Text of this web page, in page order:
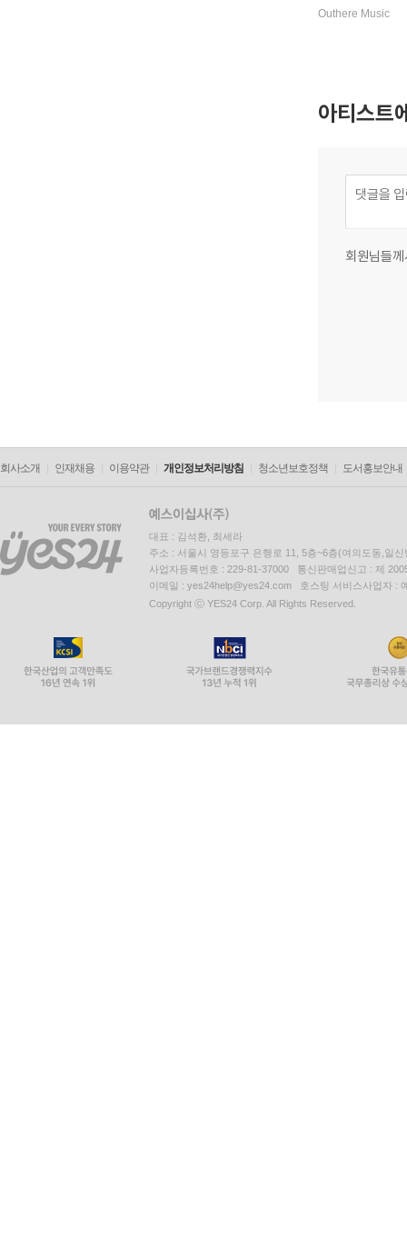
Outhere Music
아티스트
회원님들
회사소개 인재채용 이용약관 개인정보처리방침 청소년보호정책 도서홍보안내
대표 : 김석환, 최세라
주소 : 서울시 영등포구 은행로 11, 5층~6층(여의도동,일신
사업자등록번호 : 229-81-37000 통신판매업신고 : 제
이메일 : yes24help@yes24.com 호스팅 서비스사업자 :
Copyright ⓒ YES24 Corp. All Rights Reserved.